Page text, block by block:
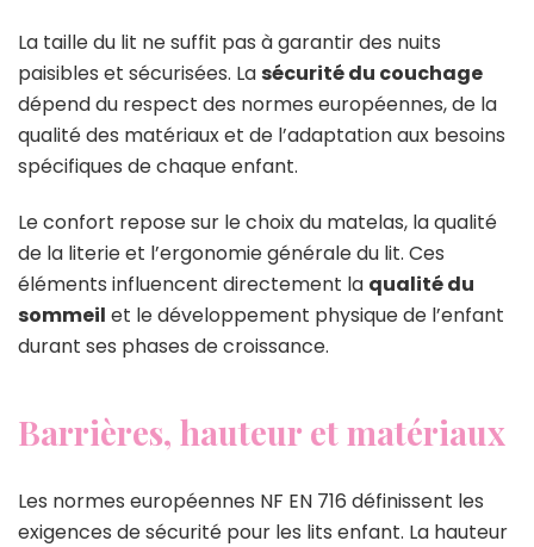
La taille du lit ne suffit pas à garantir des nuits
paisibles et sécurisées. Lasécurité du couchage
dépend du respect des normes européennes, de la
qualité des matériaux et de l’adaptation aux besoins
spécifiques de chaque enfant.
Le confort repose sur le choix du matelas, la qualité
de la literie et l’ergonomie générale du lit. Ces
éléments influencent directement la qualité du
sommeil et le développement physique de l’enfant
durant ses phases de croissance.
Barrières, hauteur et matériaux
Les normes européennes NF EN 716 définissent les
exigences de sécurité pour les lits enfant. La hauteur